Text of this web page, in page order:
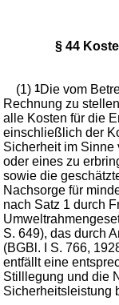
§ 44
(1)1Die vom
Rechnung zu
alle Kosten für die
einschließlich der
Sicherheit im Sinne
oder eines zu
sowie die
Nachsorge für
nach Satz 1 durch
S. 649), das durch
(BGBl. I S. 766,
entfällt eine
Stilllegung und die
Sicherheitsleistung